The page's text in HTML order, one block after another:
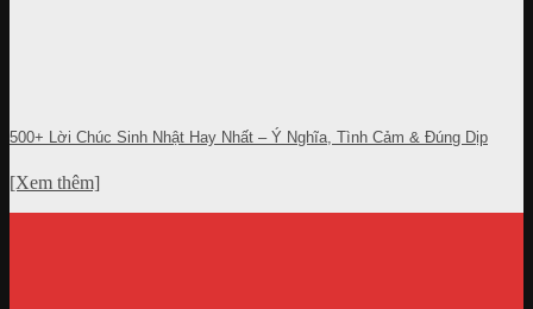
500+ Lời Chúc Sinh Nhật Hay Nhất – Ý Nghĩa, Tình Cảm & Đúng Dịp
[Xem thêm]